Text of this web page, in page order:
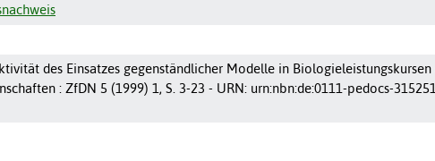
des Einsatzes gegenständlicher Modelle in Biologieleistungskursen
: ZfDN 5 (1999) 1, S. 3-23 - URN: urn:nbn:de:0111-pedocs-